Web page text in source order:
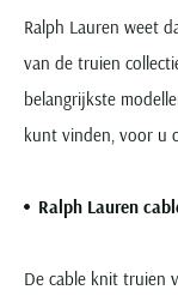
Ralph Lauren weet
van de truien
belangrijkste
kunt vinden, voor u
Ralph Lauren
De cable knit truien